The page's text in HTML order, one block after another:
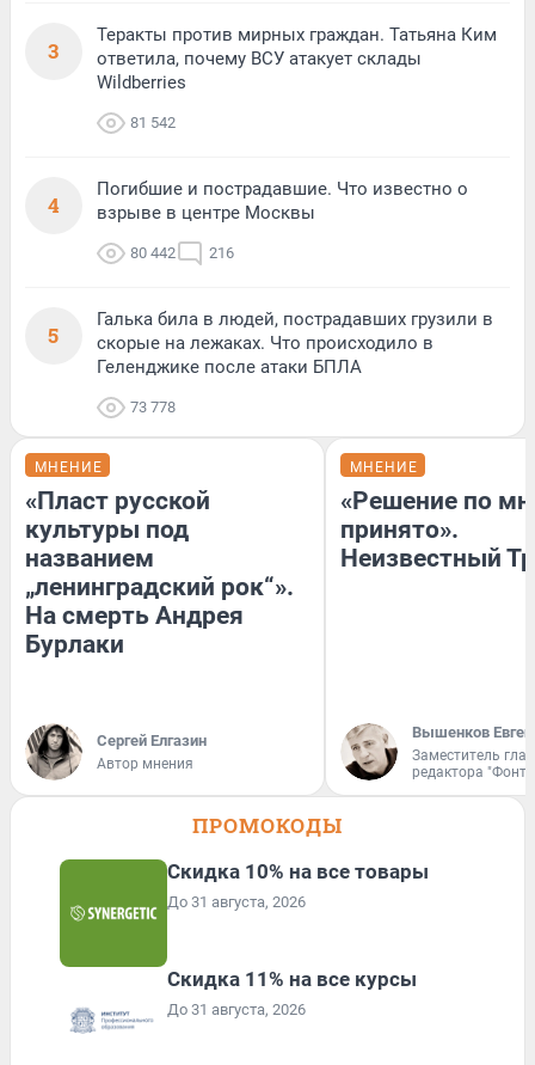
3
Теракты против мирных граждан. Татьяна Ким
ответила, почему ВСУ атакует склады
Wildberries
81 542
4
Погибшие и пострадавшие. Что известно о
взрыве в центре Москвы
80 442 216
5
Галька била в людей, пострадавших грузили в
скорые на лежаках. Что происходило в
Геленджике после атаки БПЛА
73 778
МНЕНИЕ
«Пласт русской
культуры под
названием
„ленинградский рок“».
На смерть Андрея
Бурлаки
Сергей Елгазин
Автор мнения
МНЕНИЕ
«Решение по
принято».
Неизвестный
Вышенков
Заместитель
редактора
ПРОМОКОДЫ
Скидка 10% на все товары
До 31 августа, 2026
Скидка 11% на все курсы
До 31 августа, 2026